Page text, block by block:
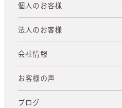
個人のお客様
法人のお客様
会社情報
お客様の声
ブログ